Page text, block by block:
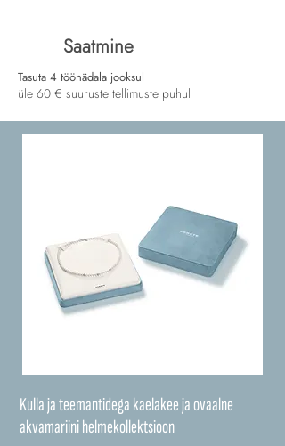
Saatmine
Tasuta 4 töönädala jooksul
üle 60 € suuruste tellimuste puhul
Kulla ja teemantidega kaelakee ja ovaalne
akvamariini helmekollektsioon